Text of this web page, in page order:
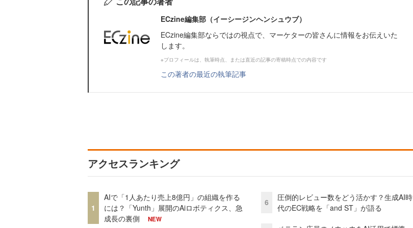
ECzine編集部（イーシージンヘンシュウブ）
ECzine編集部ならではの視点で、マーケターの皆さんに情報をお伝えいた
します。
※プロフィールは、執筆時点、または直近の記事の寄稿時点での内容です
この著者の最近の執筆記事
アクセスランキング
1
AIで「1人あたり売上8億円」の組織を作る
には？「Yunth」展開のAiロボティクス、急
成長の裏側
NEW
6
圧倒的レビュー数をどう活かす？生成AI時
代のEC戦略を「and ST」が語る